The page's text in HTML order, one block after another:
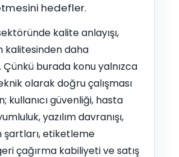
hedefler.
kalite anlayışı,
kalitesinden daha
Çünkü burada konu yalnızca
olarak doğru çalışması
kullanıcı güvenliği, hasta
yazılım davranışı,
şartları, etiketleme
çağırma kabiliyeti ve satış